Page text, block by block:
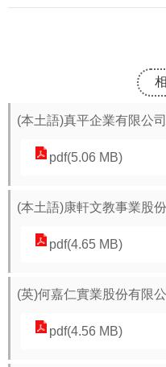
(本土語)真平企業有限公司
pdf(5.06 MB)
(本土語)康軒文教事業股
pdf(4.65 MB)
(英)何嘉仁實業股份有限
pdf(4.56 MB)